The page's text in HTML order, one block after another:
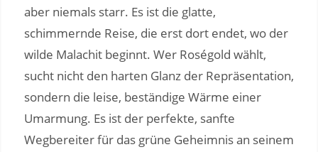
aber niemals starr. Es ist die glatte,
schimmernde Reise, die erst dort endet, wo der
wilde Malachit beginnt. Wer Roségold wählt,
sucht nicht den harten Glanz der Repräsentation,
sondern die leise, beständige Wärme einer
Umarmung. Es ist der perfekte, sanfte
Wegbereiter für das grüne Geheimnis an seinem